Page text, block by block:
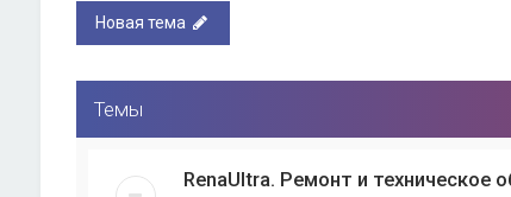
Новая тема
Темы
RenaUltra. Ремонт и техническое